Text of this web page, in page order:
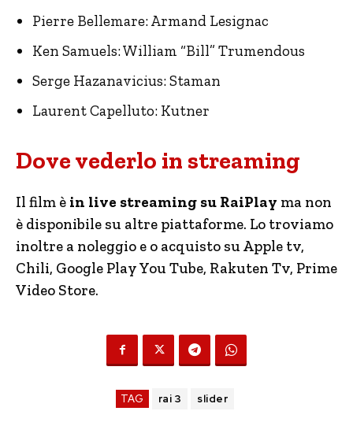
Pierre Bellemare: Armand Lesignac
Ken Samuels: William “Bill” Trumendous
Serge Hazanavicius: Staman
Laurent Capelluto: Kutner
Dove vederlo in streaming
Il film è in live streaming su RaiPlay ma non
è disponibile su altre piattaforme. Lo troviamo
inoltre a noleggio e o acquisto su Apple tv,
Chili, Google Play You Tube, Rakuten Tv, Prime
Video Store.
TAG rai 3 slider